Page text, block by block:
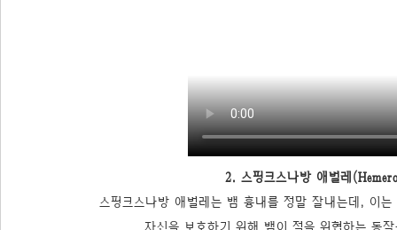
2. 스핑크스나방 애벌레
스핑크스나방 애벌레는 뱀 흉내를 정말 잘내는데, 이
자신을 보호하기 위해 뱀이 적을 위협하는 동